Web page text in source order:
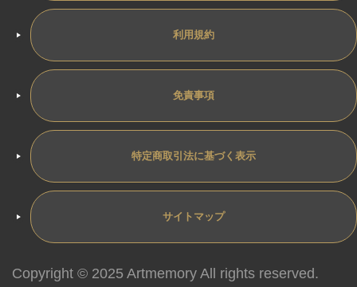
利用規約
免責事項
特定商取引法に基づく表示
サイトマップ
Copyright © 2025 Artmemory All rights reserved.